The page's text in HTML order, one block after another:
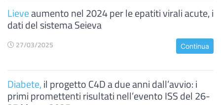
Lieveaumento nel 2024 per le epatiti virali acute, i
dati del sistema Seieva
27/03/2025 Continua
Diabete,il progetto C4D a due anni dall’avvio: i
primi promettenti risultati nell’evento ISS del 26-